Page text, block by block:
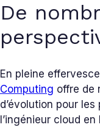
De
En pleine
Computing offre de
d’évolution pour
l’ingénieur cloud